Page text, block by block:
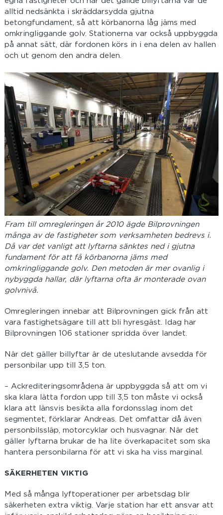
alltid nedsänkta i skräddarsydda gjutna
betongfundament, så att körbanorna låg jäms med
omkringliggande golv. Stationerna var också uppbyggda
på annat sätt, där fordonen körs in i ena delen av hallen
och ut genom den andra delen.
Fram till omregleringen år 2010 ägde Bilprovningen
många av de fastigheter som verksamheten bedrevs i.
Då var det vanligt att lyftarna sänktes ned i gjutna
fundament för att få körbanorna jäms med
omkringliggande golv. Den metoden är mer ovanlig i
nybyggda hallar, där lyftarna ofta är monterade ovan
golvnivå.
Omregleringen innebar att Bilprovningen gick från att
vara fastighetsägare till att bli hyresgäst. Idag har
Bilprovningen 106 stationer spridda över landet.
När det gäller billyftar är de uteslutande avsedda för
personbilar upp till 3,5 ton.
– Ackrediteringsområdena är uppbyggda så att om vi
ska klara lätta fordon upp till 3,5 ton måste vi också
klara att länsvis besikta alla fordonsslag inom det
segmentet, förklarar Andreas. Det omfattar då även
personbilssläp, motorcyklar och husvagnar. När det
gäller lyftarna brukar de ha lite överkapacitet som ska
hantera personbilarna för att vi ska ha viss marginal.
SÄKERHETEN VIKTIG
Med så många lyftoperationer per arbetsdag blir
säkerheten extra viktig. Varje station har ett ansvar att